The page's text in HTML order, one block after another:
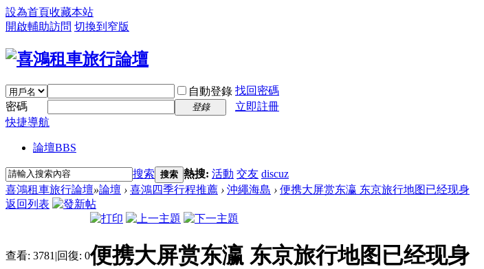
設為首頁收藏本站
開啟輔助訪問 切換到窄版
自動登錄 找回密碼
密碼
登錄
立即註冊
快捷導航
論壇BBS
搜索 搜索 熱搜: 活動 交友 discuz
喜鴻租車旅行論壇»論壇 › 喜鴻四季行程推薦 › 沖繩海島 › 便携大屏赏东瀛 东京旅行地图已经现身
返回列表
查看: 3781 |回復: 0便携大屏赏东瀛 东京旅行地图已经现身